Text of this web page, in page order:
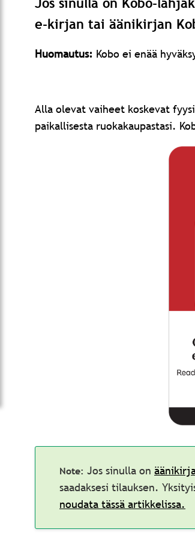
Jos sinulla on Kobo-
e-kirjan tai äänikirjan
Huomautus: Kobo ei enää
Alla olevat vaiheet koskevat
paikallisesta ruokakaupastasi.
Jos sinulla on
saadaksesi tilauksen.
noudata tässä artikkelissa.